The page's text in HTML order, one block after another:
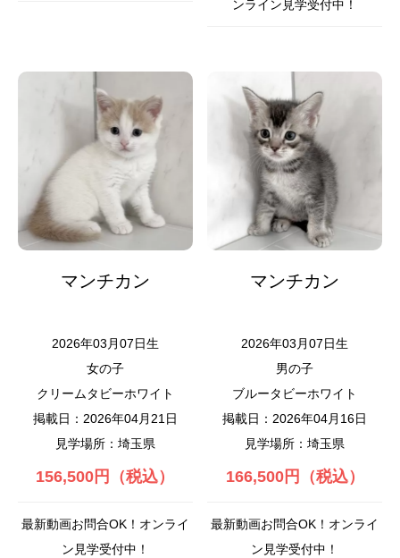
ンライン見学受付中！
マンチカン
2026年03月07日生
女の子
クリームタビーホワイト
掲載日：2026年04月21日
見学場所：埼玉県
156,500円（税込）
最新動画お問合OK！オンライ
ン見学受付中！
マンチカン
2026年03月07日生
男の子
ブルータビーホワイト
掲載日：2026年04月16日
見学場所：埼玉県
166,500円（税込）
最新動画お問合OK！オンライ
ン見学受付中！